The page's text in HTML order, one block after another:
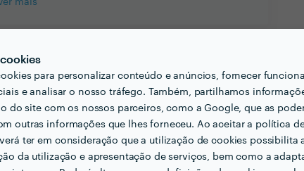
para personalizar conteúdo e anúncios, fornecer
e analisar o nosso tráfego. Também, partilhamos
do site com os nossos parceiros, como a Google, que as
outras informações que lhes forneceu. Ao aceitar a política
ter em consideração que a utilização de cookies possibilita
da utilização e apresentação de serviços, bem como a
mais
a maior designação da Zaask em 2019.